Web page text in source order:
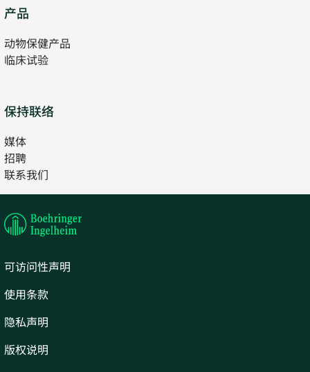
产品
new
tab
动物保健产品
临床试验
保持联络
媒体
招聘
in
new
联系我们
in
tab
可访问性声明
使用条款
隐私声明
版权说明